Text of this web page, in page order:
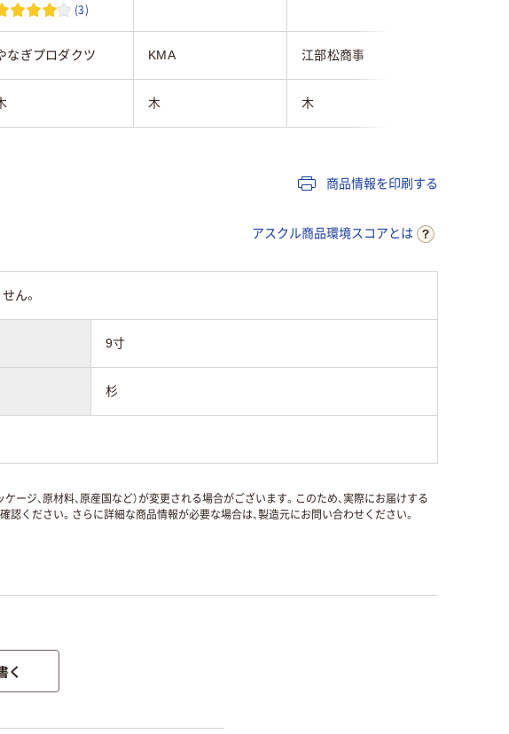
(3)
なぎプロダクツ KMA 江部松商事
木 木
商品情報を印刷する
アスクル商品環境スコアとは
ん。
9寸
杉
ージ、原材料、原産国など）が変更される場合がございます。このため、実際にお届けする
ください。さらに詳細な商品情報が必要な場合は、製造元にお問い合わせください。
く